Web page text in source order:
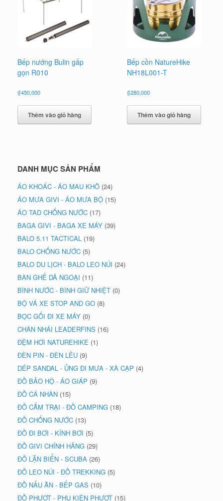
Bếp nướng Bulin gấp
gọn R010
₫450,000
Thêm vào giỏ hàng
Bếp cồn NatureHike
NH18L001-T
₫280,000
Thêm vào giỏ hàng
DANH MỤC SẢN PHẨM
ÁO KHOÁC - ÁO MAU KHÔ (24)
ÁO MƯA GIVI - ÁO MƯA BỘ (15)
ÁO TAD CHỐNG NƯỚC (17)
BAGA GIVI - BAGA XE MÁY (39)
BALO 5.11 TACTICAL (19)
BALO CHỐNG NƯỚC (5)
BALO DU LỊCH - BALO LEO NÚI (24)
BÀN GHẾ DÃ NGOẠI (11)
BÌNH NƯỚC - BÌNH GIỮ NHIỆT (0)
BỘ VÁ XE STOP AND GO (8)
BỌC GỐI ĐI XE MÁY (0)
CHÂN NHÁI LEADERFINS (16)
ĐỆM HƠI NATUREHIKE (1)
ĐÈN PIN - ĐÈN LỀU (9)
DÉP SANDAL - ỦNG ĐI MƯA - XÀ CẠP (4)
ĐỒ BẢO HỘ - ÁO GIÁP (9)
ĐỒ CÁ NHÂN (15)
ĐỒ CẮM TRẠI - ĐỒ CAMPING (18)
ĐỒ CHỐNG NƯỚC (13)
ĐỒ ĐI BƠI - KÍNH BƠI (5)
ĐỒ GIVI CHÍNH HÃNG (29)
ĐỒ LẶN BIỂN - SCUBA (26)
ĐỒ LEO NÚI - ĐỒ TREKKING (5)
ĐỒ NẤU ĂN - BẾP GAS (10)
ĐỒ PHƯỢT - PHỤ KIỆN PHƯỢT (15)